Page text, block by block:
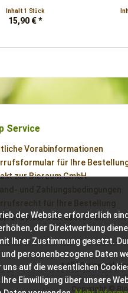
Inhalt1 Stück
15,90 € *
Service
Vorabinformationen
für Ihre
zur Bioraum GmbH
und Zahlungsbedingungen
für Ihre Bestellung
Shop der Bioraum GmbH
* Alle Preise inkl.
Copyright ©
der Website erforderlich
der Direktwerbung
Ihrer Zustimmung gesetzt.
personenbezogene Daten
uns auf die wesentlichen
Einwilligung über unsere